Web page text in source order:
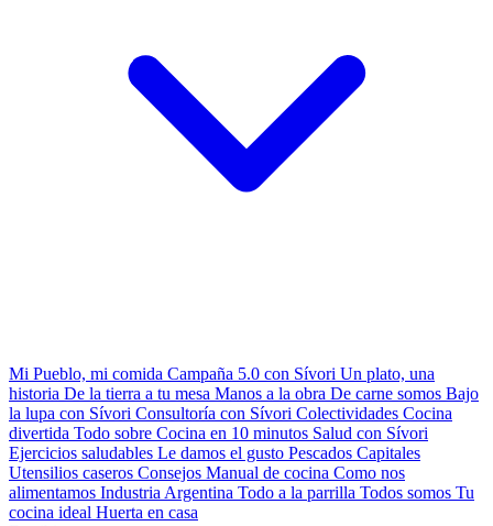
Mi Pueblo, mi comida Campaña 5.0 con Sívori Un plato, una
historia De la tierra a tu mesa Manos a la obra De carne somos Bajo
la lupa con Sívori Consultoría con Sívori Colectividades Cocina
divertida Todo sobre Cocina en 10 minutos Salud con Sívori
Ejercicios saludables Le damos el gusto Pescados Capitales
Utensilios caseros Consejos Manual de cocina Como nos
alimentamos Industria Argentina Todo a la parrilla Todos somos Tu
cocina ideal Huerta en casa